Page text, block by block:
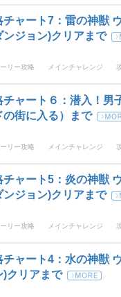
チャート7：雷の神獣
ンジョン)クリアまで
リー攻略 メインチャレンジ
チャート６：潜入！男
の街に入る）まで
リー攻略 メインチャレンジ
チャート5：炎の神獣
ンジョン)クリアまで
リー攻略 メインチャレンジ
チャート4：水の神獣
)クリアまで